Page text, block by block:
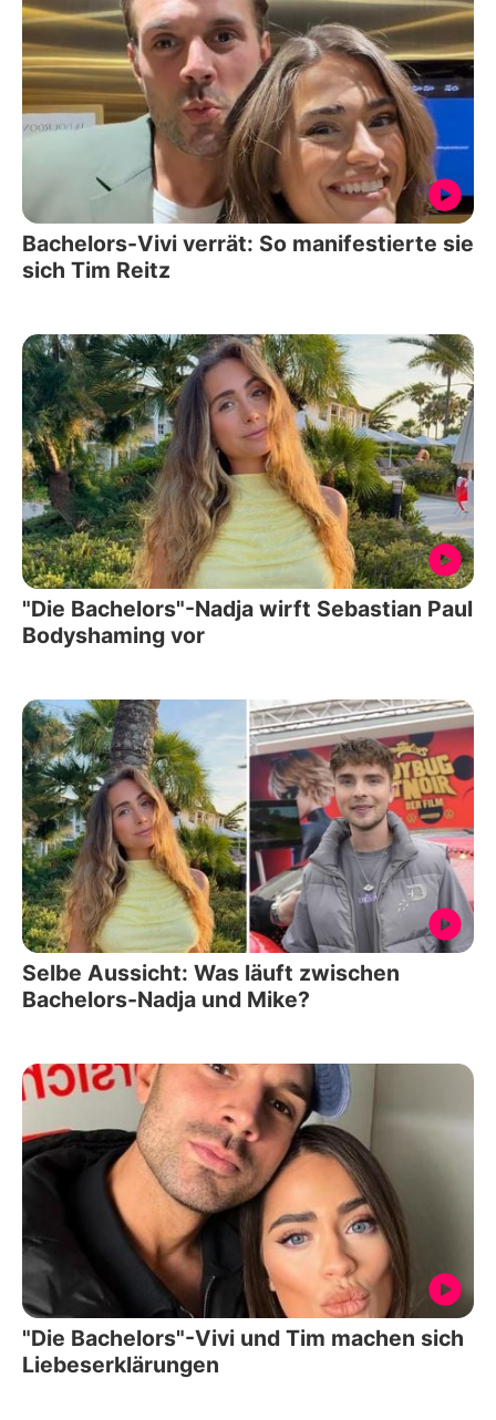
Bachelors-Vivi verrät: So manifestierte sie
sich Tim Reitz
"Die Bachelors"-Nadja wirft Sebastian Paul
Bodyshaming vor
Selbe Aussicht: Was läuft zwischen
Bachelors-Nadja und Mike?
"Die Bachelors"-Vivi und Tim machen sich
Liebeserklärungen